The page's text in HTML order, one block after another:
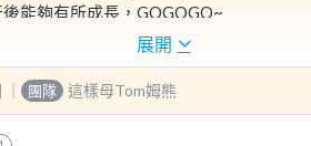
能夠有所成長，GOGOGO~
展開
團隊 這樣母Tom姆熊